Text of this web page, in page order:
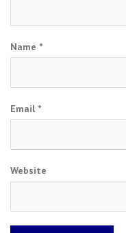
Name *
Email *
Website